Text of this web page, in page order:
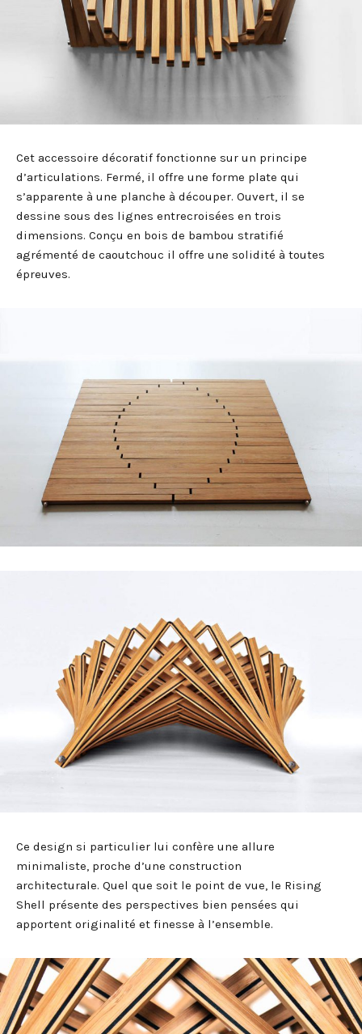
Cet accessoire décoratif fonctionne sur un principe
d’articulations. Fermé, il offre une forme plate qui
s’apparente à une planche à découper. Ouvert, il se
dessine sous des lignes entrecroisées en trois
dimensions. Conçu en bois de bambou stratifié
agrémenté de caoutchouc il offre une solidité à toutes
épreuves.
Ce design si particulier lui confère une allure
minimaliste, proche d’une construction
architecturale. Quel que soit le point de vue, le Rising
Shell présente des perspectives bien pensées qui
apportent originalité et finesse à l’ensemble.